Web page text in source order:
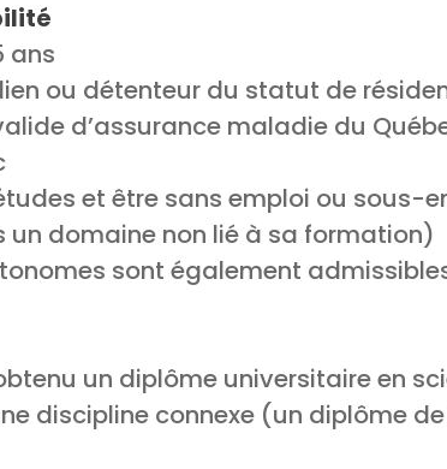
ans
ou détenteur du statut de
d’assurance maladie du
et être sans emploi ou sous-
domaine non lié à sa formation)
sont également
un diplôme universitaire en
discipline connexe (un diplôme